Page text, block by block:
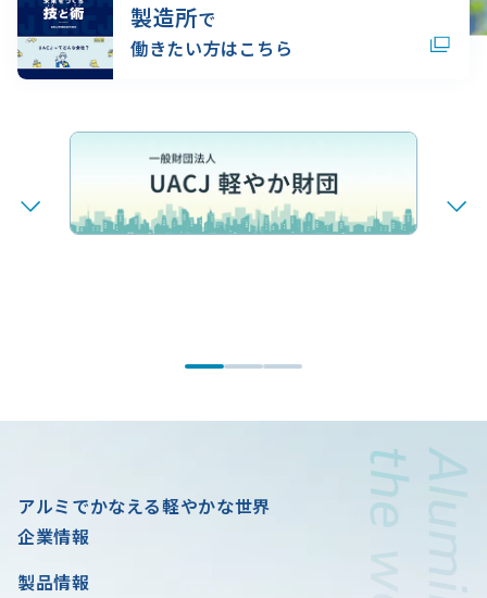
製造所で
働きたい方はこちら
アルミでかなえる軽やかな世界
企業情報
製品情報